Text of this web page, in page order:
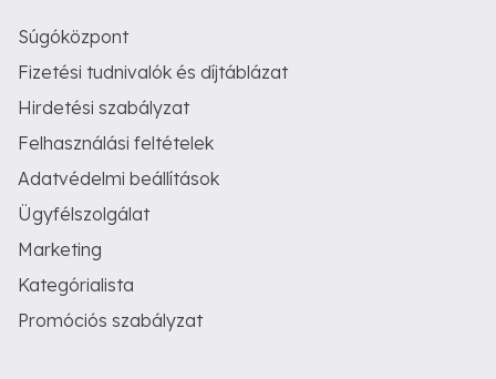
Súgóközpont
Fizetési tudnivalók és díjtáblázat
Hirdetési szabályzat
Felhasználási feltételek
Adatvédelmi beállítások
Ügyfélszolgálat
Marketing
Kategórialista
Promóciós szabályzat